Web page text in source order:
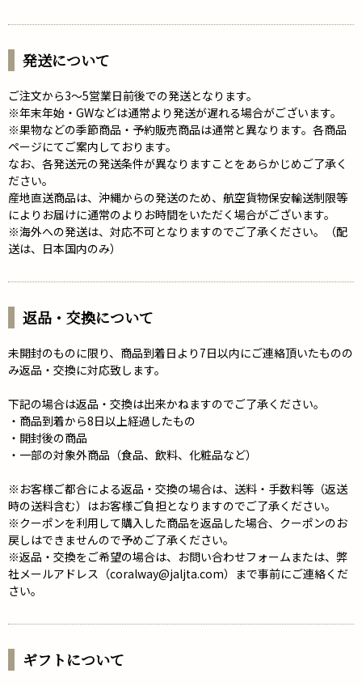
発送について
ご注文から3～5営業日前後での発送となります。
※年末年始・GWなどは通常より発送が遅れる場合がございます。
※果物などの季節商品・予約販売商品は通常と異なります。各商品
ページにてご案内しております。
なお、各発送元の発送条件が異なりますことをあらかじめご了承く
ださい。
産地直送商品は、沖縄からの発送のため、航空貨物保安輸送制限等
によりお届けに通常のよりお時間をいただく場合がございます。
※海外への発送は、対応不可となりますのでご了承ください。（配
送は、日本国内のみ）
返品・交換について
未開封のものに限り、商品到着日より7日以内にご連絡頂いたものの
み返品・交換に対応致します。
下記の場合は返品・交換は出来かねますのでご了承ください。
・商品到着から8日以上経過したもの
・開封後の商品
・一部の対象外商品（食品、飲料、化粧品など）
※お客様ご都合による返品・交換の場合は、送料・手数料等（返送
時の送料含む）はお客様ご負担となりますのでご了承ください。
※クーポンを利用して購入した商品を返品した場合、クーポンのお
戻しはできませんので予めご了承ください。
※返品・交換をご希望の場合は、お問い合わせフォームまたは、弊
社メールアドレス（coralway@jaljta.com）まで事前にご連絡くだ
さい。
ギフトについて